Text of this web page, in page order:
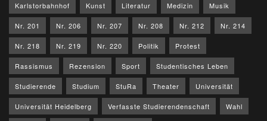
Karlstorbahnhof Kunst Literatur Medizin Musik
Nr. 201 Nr. 206 Nr. 207 Nr. 208 Nr. 212 Nr. 214
Nr. 218 Nr. 219 Nr. 220 Politik Protest
Rassismus Rezension Sport Studentisches Leben
Studierende Studium StuRa Theater Universität
Universität Heidelberg Verfasste Studierendenschaft Wahl